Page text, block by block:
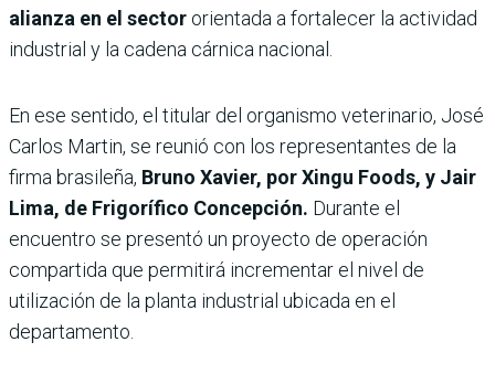
alianza en el sector orientada a fortalecer la actividad
industrial y la cadena cárnica nacional.
En ese sentido, el titular del organismo veterinario, José
Carlos Martin, se reunió con los representantes de la
firma brasileña, Bruno Xavier, por Xingu Foods, y Jair
Lima, de Frigorífico Concepción. Durante el
encuentro se presentó un proyecto de operación
compartida que permitirá incrementar el nivel de
utilización de la planta industrial ubicada en el
departamento.